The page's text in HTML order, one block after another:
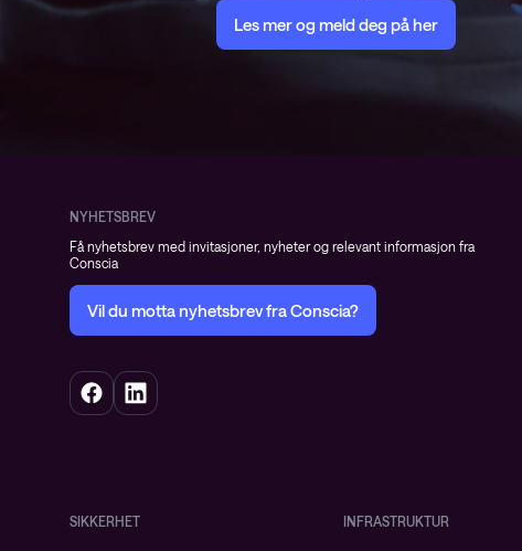
Les mer og meld deg på her
NYHETSBREV
Få nyhetsbrev med invitasjoner, nyheter og relevant informasjon fra
Conscia
Vil du motta nyhetsbrev fra Conscia?
SIKKERHET INFRASTRUKTUR